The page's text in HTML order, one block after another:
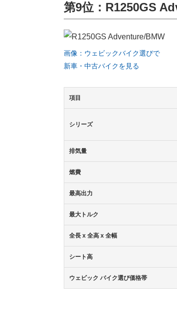
第9位：R1250GS
画像：ウェビックバイク選びで
新車・中古バイクを見る
項目
シリーズ
排気量
燃費
最高出力
最大トルク
全長 x 全高 x 全幅
シート高
ウェビック バイク選び価格帯